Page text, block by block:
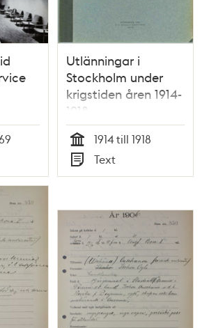
Utlänningar i
Stockholm under
krigstiden åren 1914-
1918
Tid
1914 till 1918
Typ
Text